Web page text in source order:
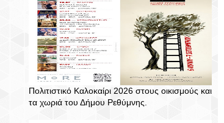
Πολιτιστικό Καλοκαίρι 2026 στους οικισμούς και
τα χωριά του Δήμου Ρεθύμνης.